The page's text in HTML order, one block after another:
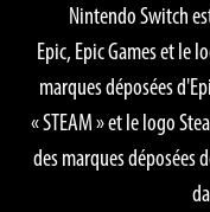
Nintendo Switch
Epic, Epic Games et le
marques déposées
« STEAM » et le logo
des marques déposées